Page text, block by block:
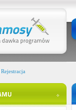
Rejestracja